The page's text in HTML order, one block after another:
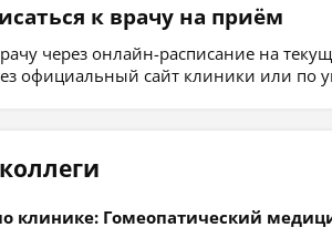
к врачу на приём
через онлайн-расписание на
официальный сайт клиники или по
клинике: Гомеопатический